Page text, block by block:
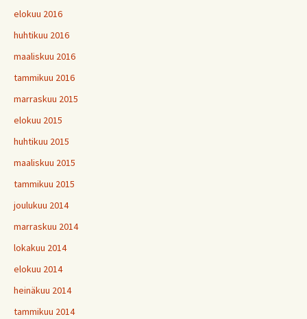
elokuu 2016
huhtikuu 2016
maaliskuu 2016
tammikuu 2016
marraskuu 2015
elokuu 2015
huhtikuu 2015
maaliskuu 2015
tammikuu 2015
joulukuu 2014
marraskuu 2014
lokakuu 2014
elokuu 2014
heinäkuu 2014
tammikuu 2014